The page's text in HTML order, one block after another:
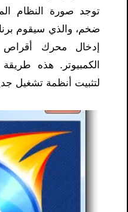
توجد صورة النظام
ضخم، والذي سيقوم
الكمبيوتر. هذه
لتثبيت أنظمة تشغيل